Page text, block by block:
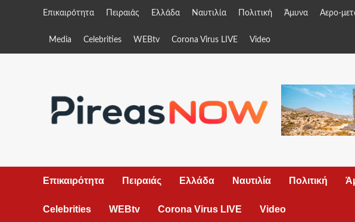
Επικαιρότητα Πειραιάς Ελλάδα Ναυτιλία Πολιτική Άμυνα Αερο-
Media Celebrities WEBtv Corona Virus LIVE Video
Επικαιρότητα Πειραιάς Ελλάδα Ναυτιλία Πολιτική
Celebrities WEBtv Corona Virus LIVE Video